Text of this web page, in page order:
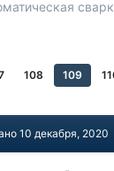
108 109
10 декабря, 2020